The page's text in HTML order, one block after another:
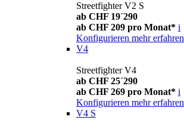
Streetfighter V2 S
ab CHF 19´290
ab CHF 209 pro Monat* i
Konfigurieren mehr erfahren
V4
Streetfighter V4
ab CHF 25´290
ab CHF 269 pro Monat* i
Konfigurieren mehr erfahren
V4 S